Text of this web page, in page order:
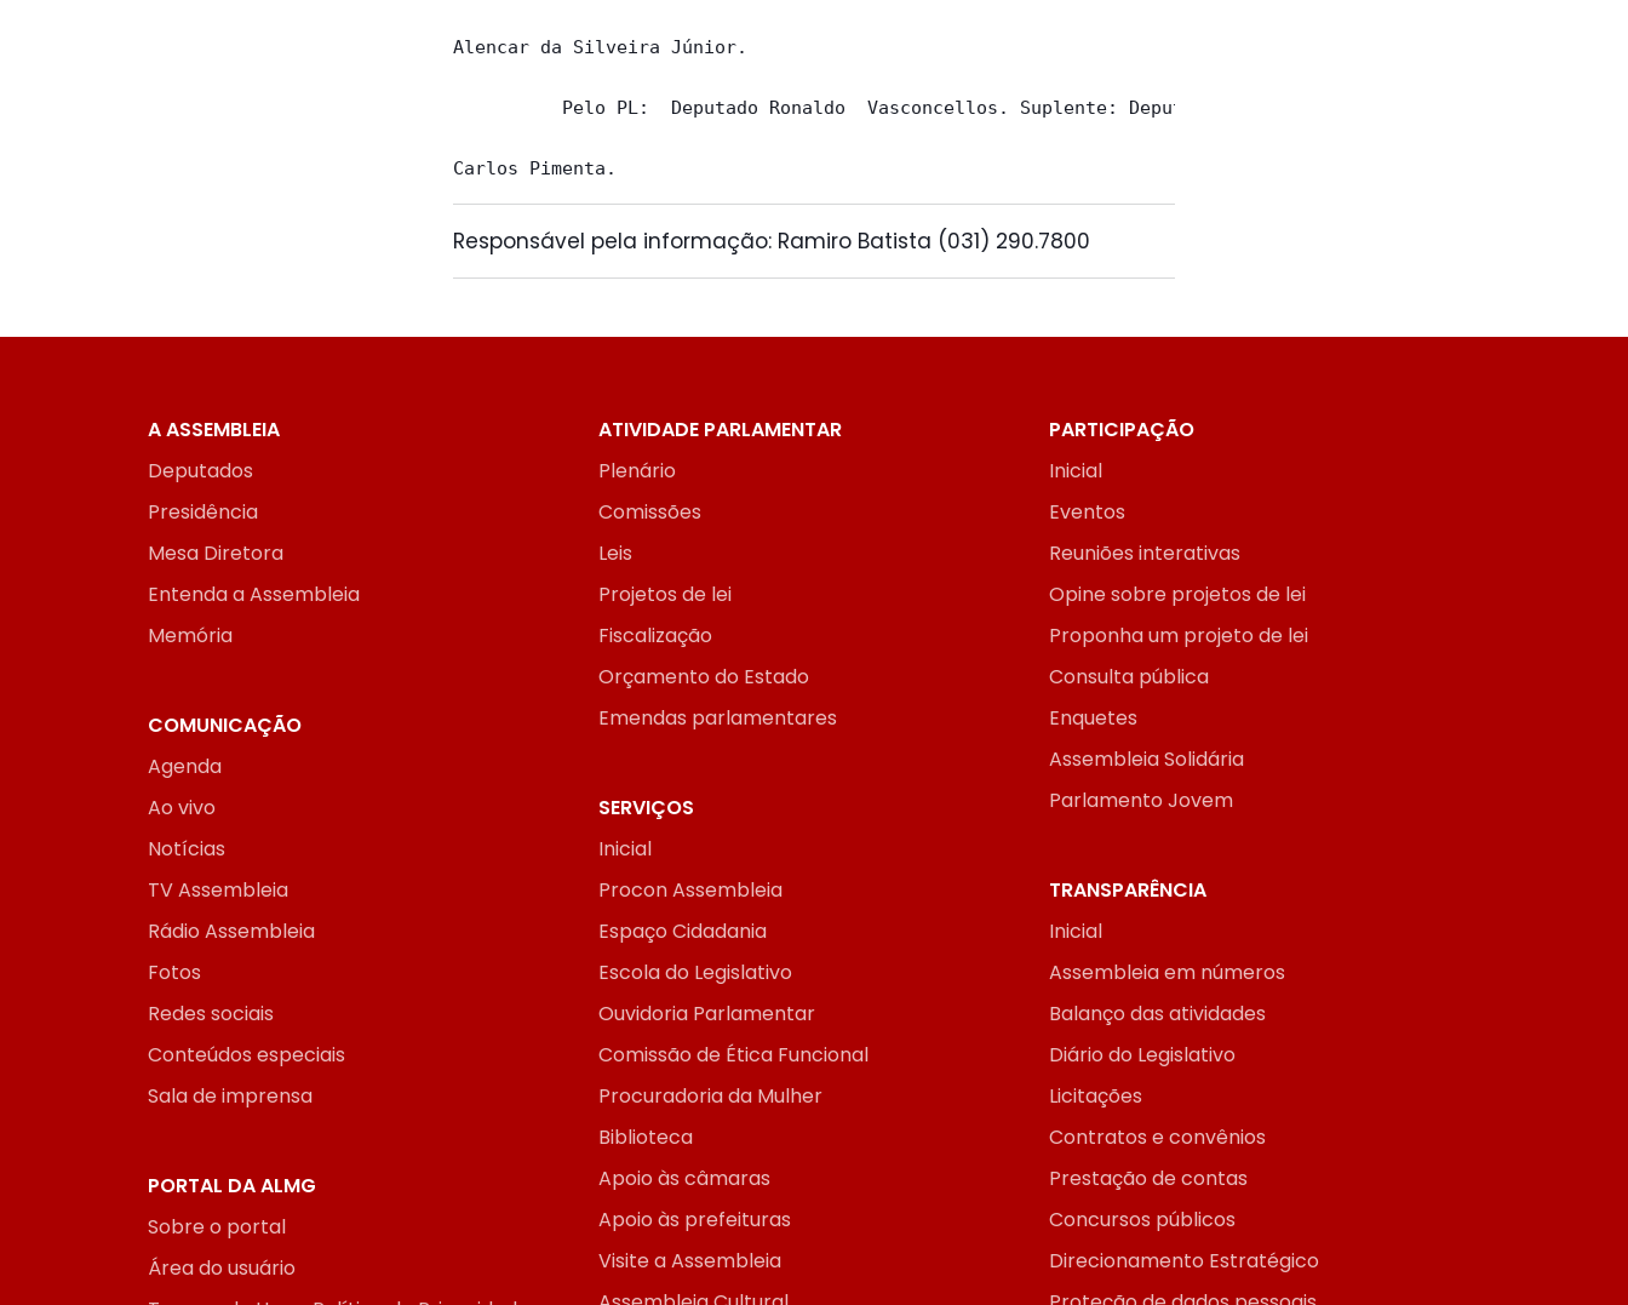
Alencar da Silveira Júnior.
          Pelo PL:  Deputado Ronaldo  Vasconcellos. Suplente: Deputado
Responsável pela informação: Ramiro Batista (031) 290.7800
A ASSEMBLEIA
Deputados
Presidência
Mesa Diretora
Entenda a Assembleia
Memória
ATIVIDADE PARLAMENTAR
Plenário
Comissões
Leis
Projetos de lei
Fiscalização
Orçamento do Estado
Emendas parlamentares
PARTICIPAÇÃO
Inicial
Eventos
Reuniões interativas
Opine sobre projetos de lei
Proponha um projeto de lei
Consulta pública
Enquetes
Assembleia Solidária
Parlamento Jovem
COMUNICAÇÃO
Agenda
Ao vivo
Notícias
TV Assembleia
Rádio Assembleia
Fotos
Redes sociais
Conteúdos especiais
Sala de imprensa
SERVIÇOS
Inicial
Procon Assembleia
Espaço Cidadania
Escola do Legislativo
Ouvidoria Parlamentar
Comissão de Ética Funcional
Procuradoria da Mulher
Biblioteca
Apoio às câmaras
Apoio às prefeituras
Visite a Assembleia
TRANSPARÊNCIA
Inicial
Assembleia em números
Balanço das atividades
Diário do Legislativo
Licitações
Contratos e convênios
Prestação de contas
Concursos públicos
Direcionamento Estratégico
PORTAL DA ALMG
Sobre o portal
Área do usuário